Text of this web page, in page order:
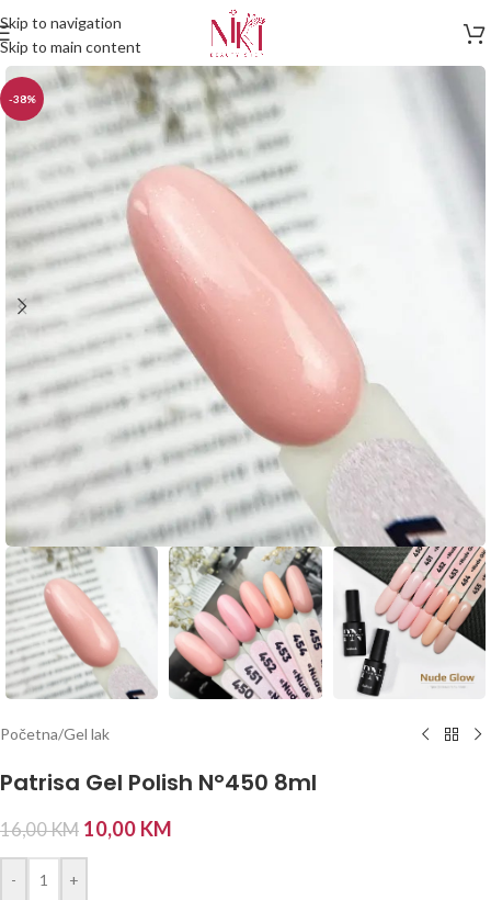
Skip to navigation
Skip to main content
-38%
Početna/Gel lak
Patrisa Gel Polish N°450 8ml
16,00KM 10,00 KM
- +